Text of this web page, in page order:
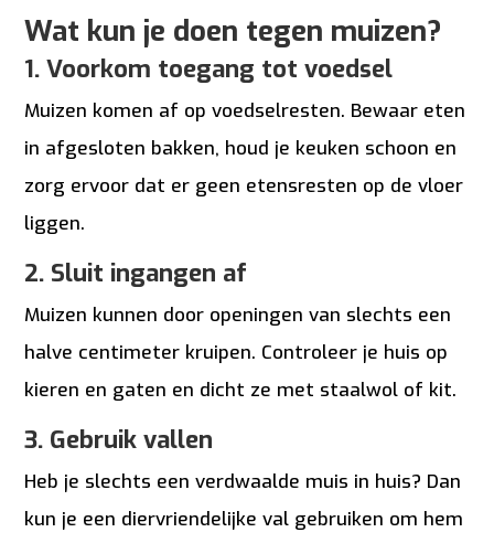
Wat kun je doen tegen muizen?
1. Voorkom toegang tot voedsel
Muizen komen af op voedselresten. Bewaar eten
in afgesloten bakken, houd je keuken schoon en
zorg ervoor dat er geen etensresten op de vloer
liggen.
2. Sluit ingangen af
Muizen kunnen door openingen van slechts een
halve centimeter kruipen. Controleer je huis op
kieren en gaten en dicht ze met staalwol of kit.
3. Gebruik vallen
Heb je slechts een verdwaalde muis in huis? Dan
kun je een diervriendelijke val gebruiken om hem